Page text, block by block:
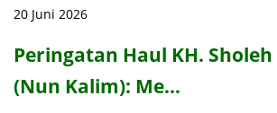
20 Juni 2026
Peringatan Haul KH.
(Nun Kalim): Me…